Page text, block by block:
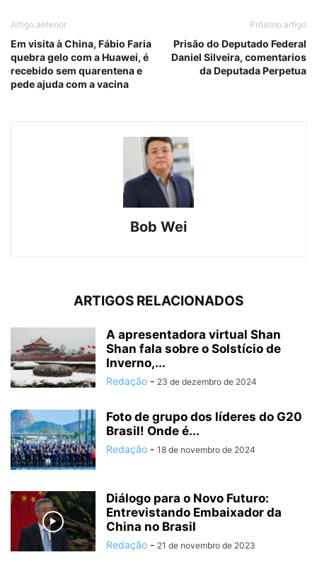
Artigo anterior
Em visita à China, Fábio Faria
quebra gelo com a Huawei, é
recebido sem quarentena e
pede ajuda com a vacina
Próximo artigo
Prisão do Deputado Federal
Daniel Silveira, comentarios
da Deputada Perpetua
Bob Wei
ARTIGOS RELACIONADOS
A apresentadora virtual Shan
Shan fala sobre o Solstício de
Inverno,...
Redação - 23 de dezembro de 2024
Foto de grupo dos líderes do G20
Brasil! Onde é...
Redação - 18 de novembro de 2024
Diálogo para o Novo Futuro:
Entrevistando Embaixador da
China no Brasil
Redação - 21 de novembro de 2023